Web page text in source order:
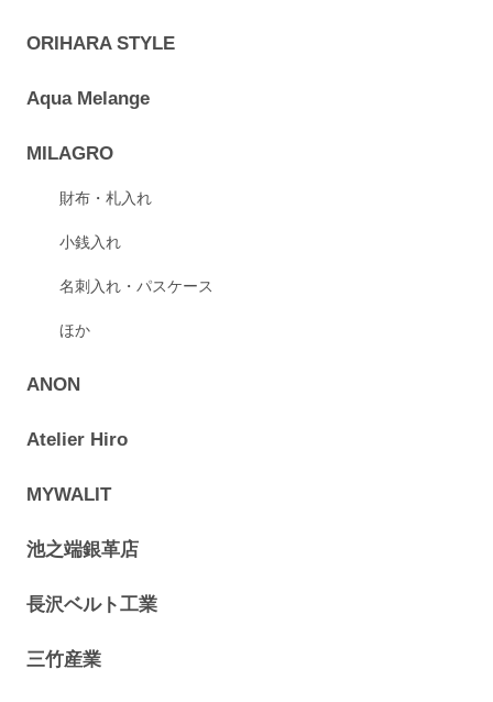
ORIHARA STYLE
Aqua Melange
MILAGRO
財布・札入れ
小銭入れ
名刺入れ・パスケース
ほか
ANON
Atelier Hiro
MYWALIT
池之端銀革店
長沢ベルト工業
三竹産業